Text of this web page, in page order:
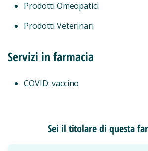
Prodotti Omeopatici
Prodotti Veterinari
Servizi in farmacia
COVID: vaccino
Sei il titolare di questa